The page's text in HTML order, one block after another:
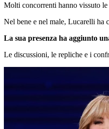
Molti concorrenti hanno vissuto le
Nel bene e nel male, Lucarelli ha
La sua presenza ha aggiunto
Le discussioni, le repliche e i